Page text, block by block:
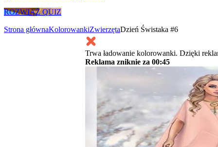
ROZWIĄŻ QUIZ
Strona głównaKolorowankiZwierzętaDzień Świstaka #6
Trwa ładowanie kolorowanki. Dzięki
Reklama zniknie za 00:45